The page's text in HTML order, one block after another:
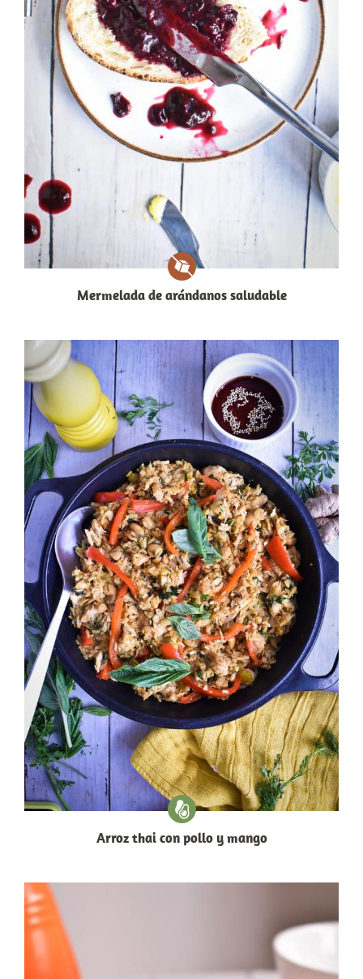
Mermelada de arándanos saludable
Arroz thai con pollo y mango